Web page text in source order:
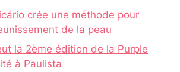
crée une méthode pour
de la peau
la 2ème édition de la Purple
à Paulista